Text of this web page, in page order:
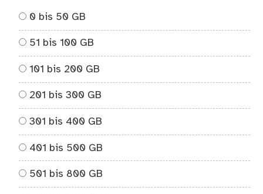
0 bis 50 GB
51 bis 100 GB
101 bis 200 GB
201 bis 300 GB
301 bis 400 GB
401 bis 500 GB
501 bis 800 GB